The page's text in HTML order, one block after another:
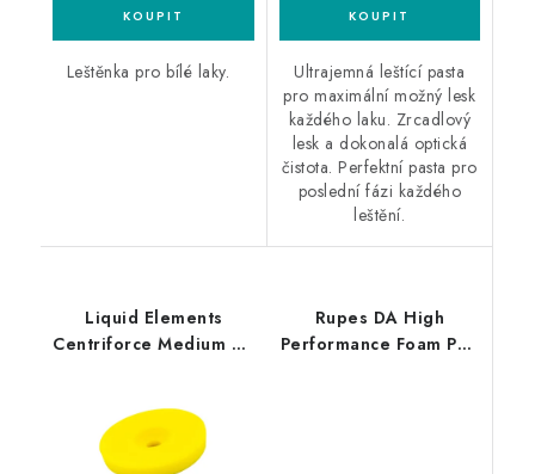
Leštěnka pro bílé laky.
Ultrajemná leštící pasta
pro maximální možný lesk
každého laku. Zrcadlový
lesk a dokonalá optická
čistota. Perfektní pasta pro
poslední fázi každého
leštění.
Liquid Elements
Centriforce Medium V2
Rupes DA High
Performance Foam Pad